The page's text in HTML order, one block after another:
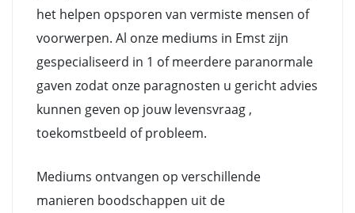
het helpen opsporen van vermiste mensen of
voorwerpen. Al onze mediums in Emst zijn
gespecialiseerd in 1 of meerdere paranormale
gaven zodat onze paragnosten u gericht advies
kunnen geven op jouw levensvraag ,
toekomstbeeld of probleem.
Mediums ontvangen op verschillende
manieren boodschappen uit de